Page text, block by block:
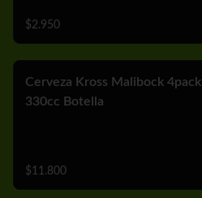
$2.950
Cerveza Kross Malibock 4pack
330cc Botella
$11.800